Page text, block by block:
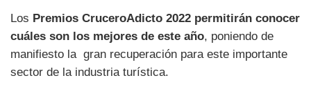
Los Premios CruceroAdicto 2022 permitirán conocer
cuáles son los mejores de este año, poniendo de
manifiesto la gran recuperación para este importante
sector de la industria turística.